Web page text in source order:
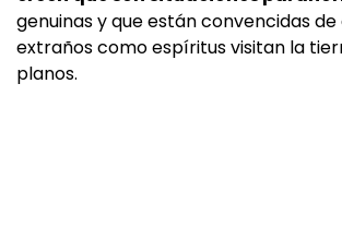
genuinas y que están convencidas de
extraños como espíritus visitan la
planos.